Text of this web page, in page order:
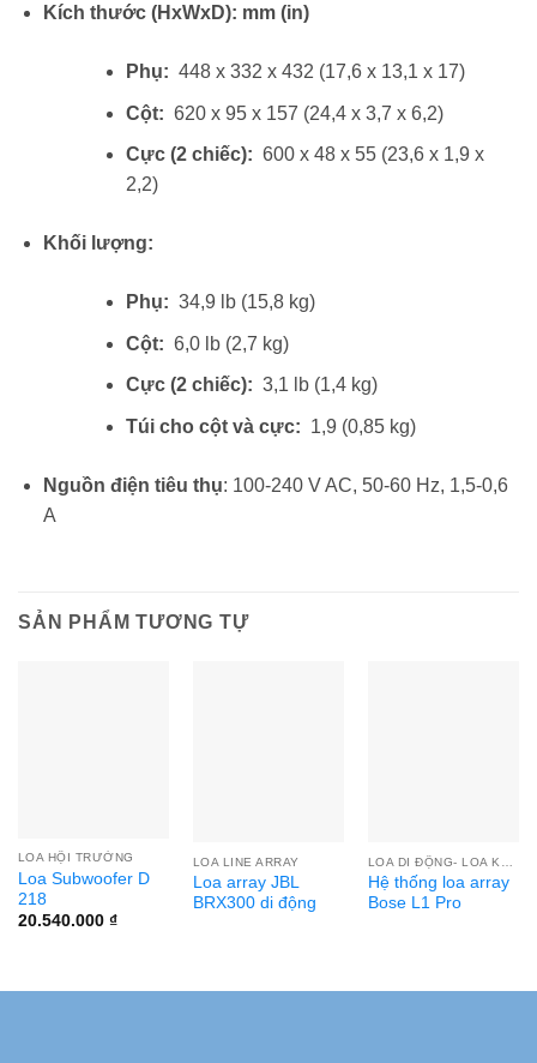
Kích thước (HxWxD): mm (in)
Phụ: 448 x 332 x 432 (17,6 x 13,1 x 17)
Cột: 620 x 95 x 157 (24,4 x 3,7 x 6,2)
Cực (2 chiếc): 600 x 48 x 55 (23,6 x 1,9 x
2,2)
Khối lượng:
Phụ: 34,9 lb (15,8 kg)
Cột: 6,0 lb (2,7 kg)
Cực (2 chiếc): 3,1 lb (1,4 kg)
Túi cho cột và cực: 1,9 (0,85 kg)
Nguồn điện tiêu thụ: 100-240 V AC, 50-60 Hz, 1,5-0,6
A
SẢN PHẨM TƯƠNG TỰ
LOA HỘI TRƯỜNG
Loa Subwoofer D
218
20.540.000 ₫
LOA LINE ARRAY
Loa array JBL
BRX300 di động
Hệ thống loa array
Bose L1 Pro